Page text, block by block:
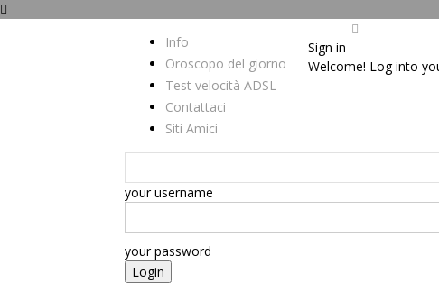
Info
Oroscopo del giorno
Test velocità ADSL
Contattaci
Siti Amici
Sign in
Welcome! Log into
your username
your password